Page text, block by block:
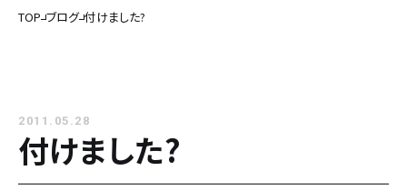
イベント情報
TOP ブログ 付けました?
2011.05.28
付けました?